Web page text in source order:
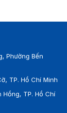
Phường Bến
TP. Hồ Chí Minh
Hồng, TP. Hồ Chí